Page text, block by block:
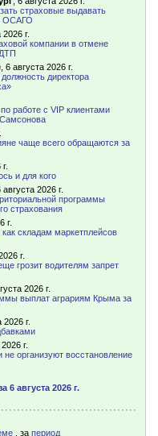
страховые выдавать
ОСАГО
г.
компании в отмене
6 августа 2026 г.
директора
работе с VIP клиентами
чаще всего обращаются за
и для кого
августа 2026 г.
программы
страхования
г.
складам маркетплейсов
г.
грозит водителям запрет
2026 г.
выплат аграриям Крыма за
2026 г.
г.
организуют восстановление
6 августа 2026 г.
, за период